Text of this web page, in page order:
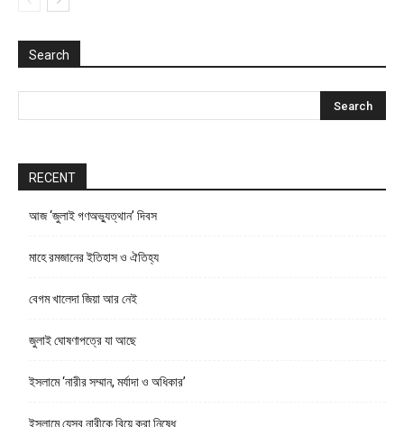
Search
RECENT
আজ ‘জুলাই গণঅভ্যুত্থান’ দিবস
মাহে রমজানের ইতিহাস ও ঐতিহ্য
বেগম খালেদা জিয়া আর নেই
জুলাই ঘোষণাপত্রে যা আছে
ইসলামে ‘নারীর সম্মান, মর্যাদা ও অধিকার’
ইসলামে যেসব নারীকে বিয়ে করা নিষেধ